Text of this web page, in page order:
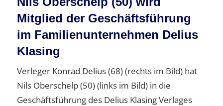
Mitglied der Geschäftsführung
im Familienunternehmen Delius
Klasing
Verleger Konrad Delius (68) (rechts im Bild) hat
Nils Oberschelp (50) (links im Bild) in die
Geschäftsführung des Delius Klasing Verlages